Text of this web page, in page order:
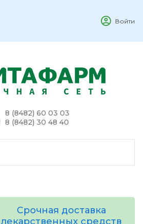
Войти
8 (8482) 60 03 03
8 (8482) 30 48 40
Срочная доставка
лекарственных средств